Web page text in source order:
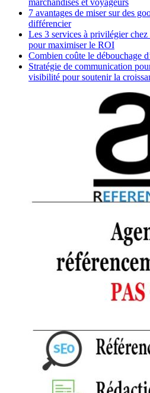
marchandises et voyageurs
7 avantages de miser sur des
différencier
Les 3 services à privilégier
pour maximiser le ROI
Combien coûte le débouchage
Stratégie de communication
visibilité pour soutenir la